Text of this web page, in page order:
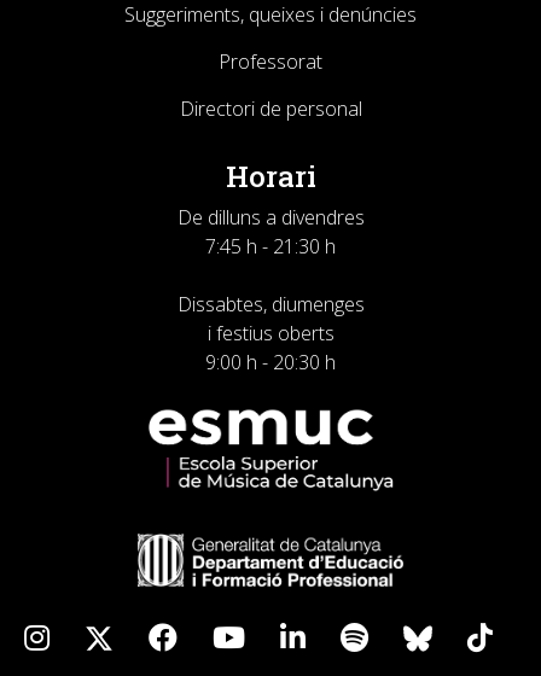
Suggeriments, queixes i denúncies
Professorat
Directori de personal
Horari
De dilluns a divendres
7:45 h - 21:30 h
Dissabtes, diumenges
i festius oberts
9:00 h - 20:30 h